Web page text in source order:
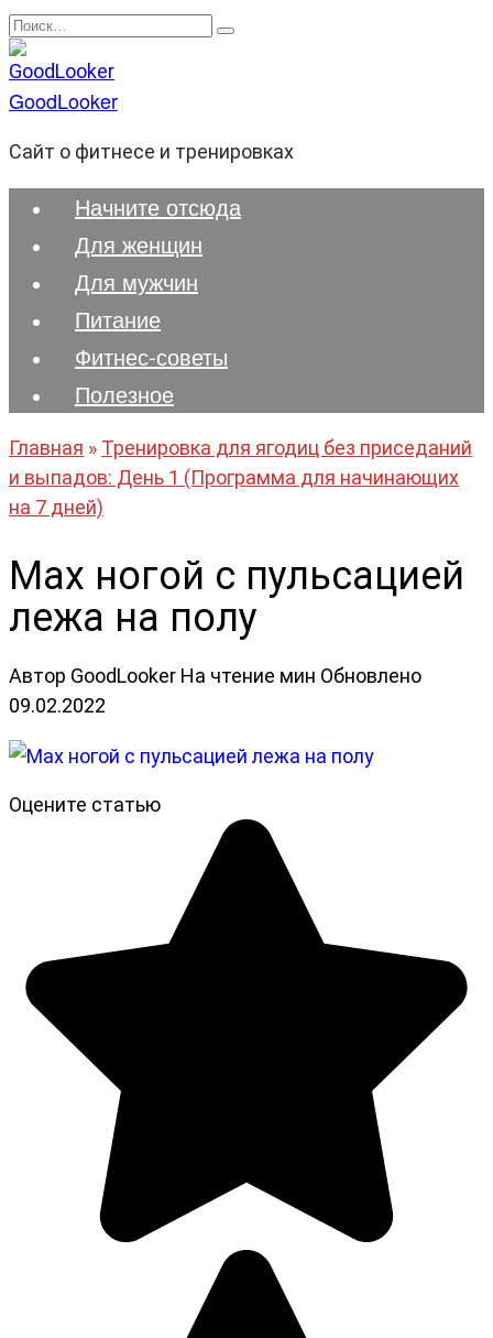
Перейти
к
содержанию
Search
for:
GoodLooker
Сайт о фитнесе и тренировках
Начните отсюда
Для женщин
Для мужчин
Питание
Фитнес-советы
Полезноe
Главная » Тренировка для ягодиц без приседаний
и выпадов: День 1 (Программа для начинающих
на 7 дней)
Мах ногой с пульсацией
лежа на полу
Автор GoodLooker На чтение мин Обновлено
09.02.2022
Оцените статью